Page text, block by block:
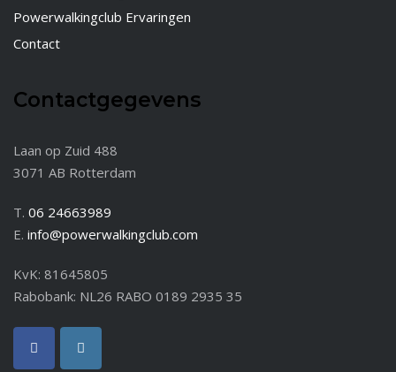
Powerwalkingclub Ervaringen
Contact
Contactgegevens
Laan op Zuid 488
3071 AB Rotterdam
T. 06 24663989
E. info@powerwalkingclub.com
KvK: 81645805
Rabobank: NL26 RABO 0189 2935 35